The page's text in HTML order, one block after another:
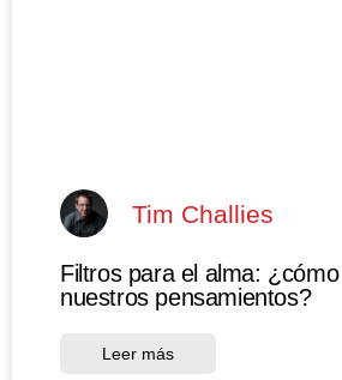
Tim Challies
Filtros para el alma:
nuestros pensamientos?
Leer más